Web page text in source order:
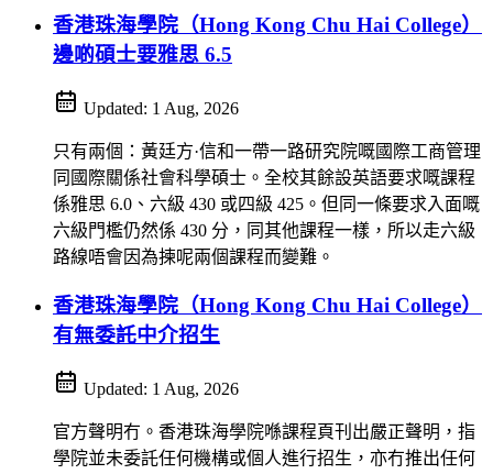
香港珠海學院（Hong Kong Chu Hai College）
邊啲碩士要雅思 6.5
Updated: 1 Aug, 2026
只有兩個：黃廷方·信和一帶一路研究院嘅國際工商管理
同國際關係社會科學碩士。全校其餘設英語要求嘅課程
係雅思 6.0、六級 430 或四級 425。但同一條要求入面嘅
六級門檻仍然係 430 分，同其他課程一樣，所以走六級
路線唔會因為揀呢兩個課程而變難。
香港珠海學院（Hong Kong Chu Hai College）
有無委託中介招生
Updated: 1 Aug, 2026
官方聲明冇。香港珠海學院喺課程頁刊出嚴正聲明，指
學院並未委託任何機構或個人進行招生，亦冇推出任何